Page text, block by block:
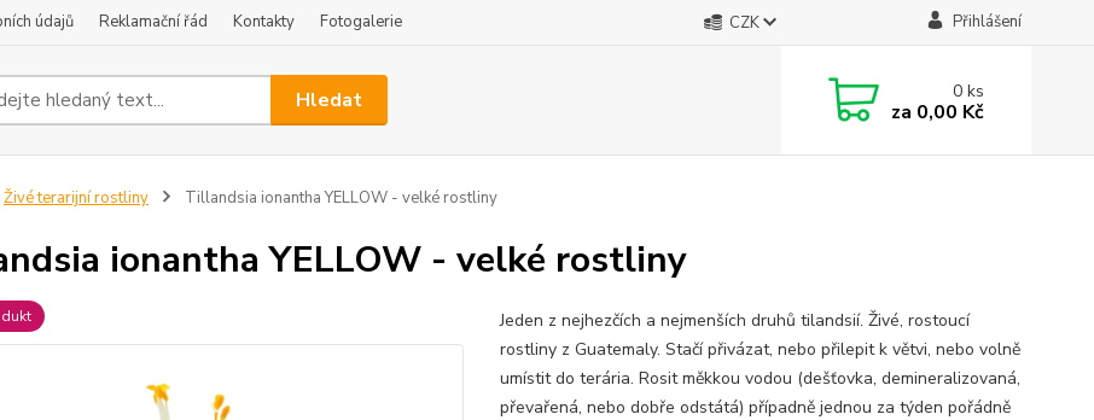
údajů Reklamační řád Kontakty Fotogalerie CZK Přihlášení
Hledat 0ks
za 0,00 Kč
Živé terarijní rostliny Tillandsia ionantha YELLOW - velké rostliny
ionantha YELLOW - velké rostliny
Jeden z nejhezčích a nejmenších druhů tilandsií. Živé, rostoucí
rostliny z Guatemaly. Stačí přivázat, nebo přilepit k větvi, nebo volně
umístit do terária. Rosit měkkou vodou (dešťovka, demineralizovaná,
převařená, nebo dobře odstátá) případně jednou za týden pořádně